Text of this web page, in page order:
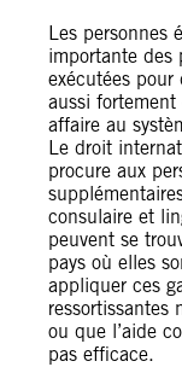
Les personnes
importante des
exécutées
aussi fortement
affaire au
Le droit
procure aux
consulaire et
peuvent se
pays où elles
appliquer ces
ressortissantes
ou que l’aide
pas efficace.